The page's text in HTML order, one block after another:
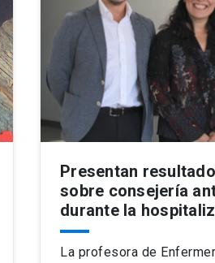
Presentan
sobre consejería
durante la
La profesora de